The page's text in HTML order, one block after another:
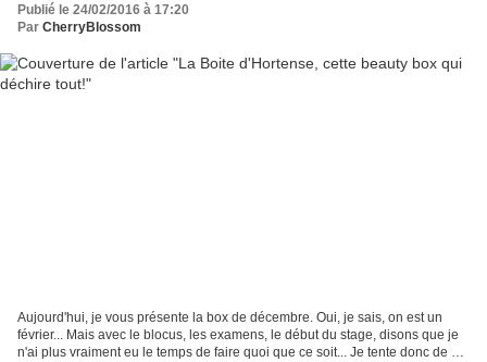
Publié le 24/02/2016 à 17:20
Par CherryBlossom
Aujourd'hui, je vous présente la box de décembre. Oui, je sais, on est un
février... Mais avec le blocus, les examens, le début du stage, disons que je
n'ai plus vraiment eu le temps de faire quoi que ce soit... Je tente donc de me